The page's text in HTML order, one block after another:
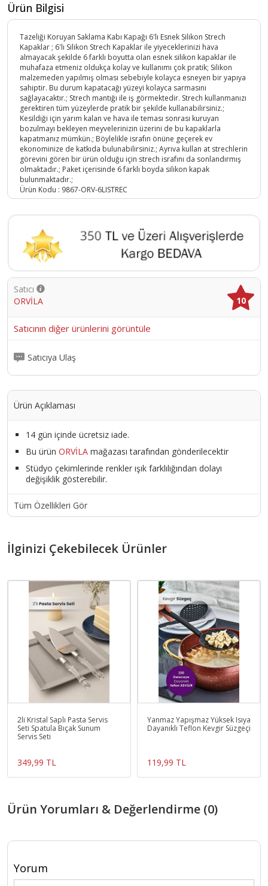
Ürün Bilgisi
Tazeliği Koruyan Saklama Kabı Kapağı 6'lı Esnek Silikon Strech
Kapaklar ; 6'lı Silikon Strech Kapaklar ile yiyeceklerinizi hava
almayacak şekilde 6 farklı boyutta olan esnek silikon kapaklar ile
muhafaza etmeniz oldukça kolay ve kullanımı çok pratik; Silikon
malzemeden yapılmış olması sebebiyle kolayca esneyen bir yapıya
sahiptir. Bu durum kapatacağı yüzeyi kolayca sarmasını
sağlayacaktır.; Strech mantığı ile iş görmektedir. Strech kullanmanızı
gerektiren tüm yüzeylerde pratik bir şekilde kullanabilirsiniz.;
Kesildiği için yarım kalan ve hava ile teması sonrası kuruyan
bozulmayı bekleyen meyvelerinizin üzerini de bu kapaklarla
kapatmanız mümkün.; Böylelikle israfın önüne geçerek ev
ekonominize de katkıda bulunabilirsiniz.; Ayrıva kullan at strechlerin
görevini gören bir ürün olduğu için strech israfını da sonlandırmış
olmaktadır.; Paket içerisinde 6 farklı boyda silikon kapak
bulunmaktadır.;
Ürün Kodu : 9867-ORV-6LISTREC
Satıcı
ORVİLA
10
Satıcının diğer ürünlerini görüntüle
Satıcıya Ulaş
Ürün Açıklaması
14 gün içinde ücretsiz iade.
Bu ürün ORVİLA mağazası tarafından gönderilecektir
Stüdyo çekimlerinde renkler ışık farklılığından dolayı
değişiklik gösterebilir.
Tüm Özellikleri Gör
İlginizi Çekebilecek Ürünler
2li Kristal Saplı Pasta Servis
Seti Spatula Bıçak Sunum
Servis Seti
349,99 TL
Yanmaz Yapışmaz Yüksek Isıya
Dayanıklı Teflon Kevgir Süzgeçi
119,99 TL
Ürün Yorumları & Değerlendirme (0)
Yorum